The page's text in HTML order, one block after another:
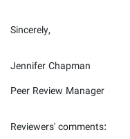
Sincerely,
Jennifer Chapman
Peer Review Manager
Reviewers' comments: